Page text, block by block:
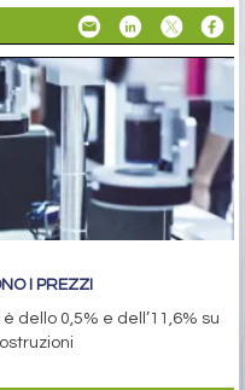
I PREZZI
dello 0,5% e dell’11,6% su